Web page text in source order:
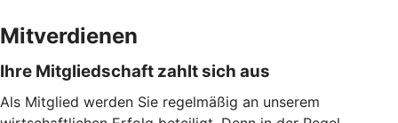
Mitverdienen
Ihre Mitgliedschaft zahlt sich aus
Als Mitglied werden Sie regelmäßig an unserem